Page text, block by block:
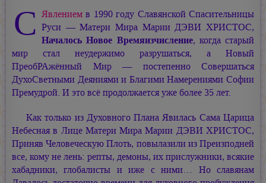
С Явлением в 1990 году Славянской Спасительницы
Руси — Матери Мира Марии ДЭВИ ХРИСТОС,
Началось Новое Времяизчисление, когда старый
мир стал неудержимо разрушаться, а Новый
ПреобРАжённый Мир — постепенно Совершаться
ДухоСветными Деяниями и Благими Намерениями Софии
Премудрой. И это всё продолжается уже более 35 лет.
Как только из Духовного Плана Явилась Сама Царица
Небесная в Лице Матери МираМарии ДЭВИ ХРИСТОС,
Приняв Человеческую Плоть, повылазили из Преизподней
все, кому не лень: репты, демоны, их прислужники, всякие
хабадники, глобалисты и иже с ними… Но славянам